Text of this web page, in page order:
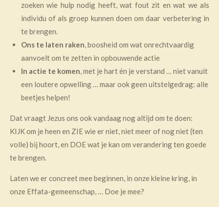
zoeken wie hulp nodig heeft, wat fout zit en wat we als
individu of als groep kunnen doen om daar verbetering in
te brengen.
Ons te laten raken, boosheid om wat onrechtvaardig
aanvoelt om te zetten in opbouwende actie
In actie te komen, met je hart én je verstand … niet vanuit
een loutere opwelling … maar ook geen uitstelgedrag: alle
beetjes helpen!
Dat vraagt Jezus ons ook vandaag nog altijd om te doen:
KIJK om je heen en ZIE wie er niet, niet meer of nog niet (ten
volle) bij hoort, en DOE wat je kan om verandering ten goede
te brengen.
Laten we er concreet mee beginnen, in onze kleine kring, in
onze Effata-gemeenschap, … Doe je mee?